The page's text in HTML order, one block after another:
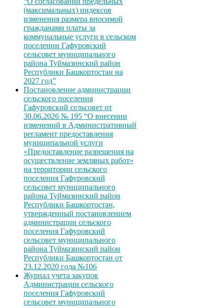
(максимальных) индексов
изменения размера вносимой
гражданами платы за
коммунальные услуги в сельском
поселении Гафуровский
сельсовет муниципального
района Туймазинский район
Республики Башкортостан на
2027 год”
Постановление администрации
сельского поселения
Гафуровский сельсовет от
30.06.2026 № 195 “О внесении
изменений в Административный
регламент предоставления
муниципальной услуги
«Предоставление разрешения на
осуществление земляных работ»
на территории сельского
поселения Гафуровский
сельсовет муниципального
района Туймазинский район
Республики Башкортостан,
утвержденный постановлением
администрации сельского
поселения Гафуровский
сельсовет муниципального
района Туймазинский район
Республики Башкортостан от
23.12.2020 года №106
Журнал учета закупок
Администрации сельского
поселения Гафуровский
сельсовет муниципального